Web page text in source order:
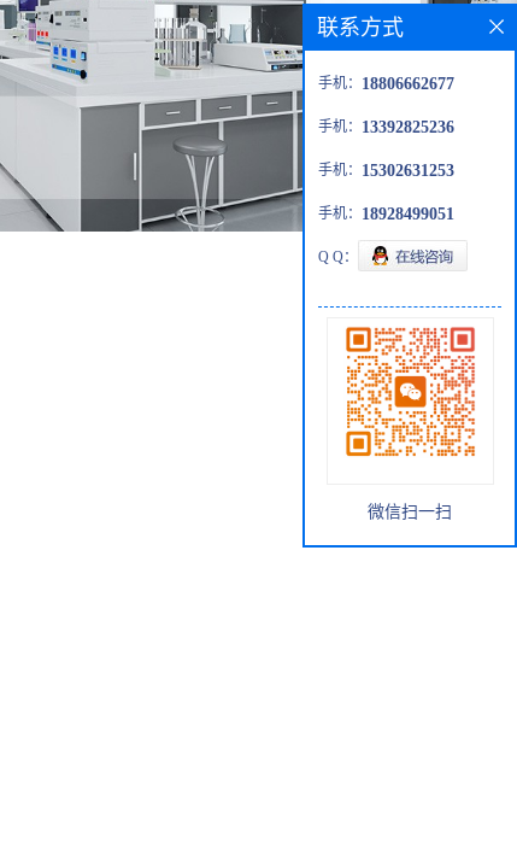
联系方式
手机： 18806662677
手机： 13392825236
手机： 15302631253
手机： 18928499051
Q Q：
微信扫一扫